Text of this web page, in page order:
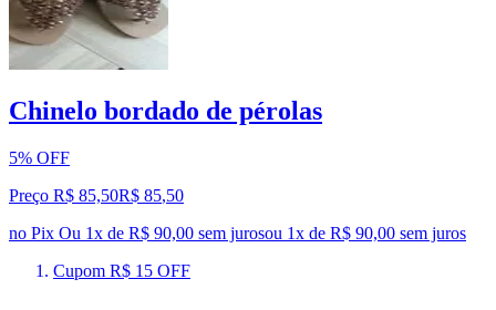
Chinelo bordado de pérolas
5% OFF
Preço R$ 85,50R$ 85,50
no Pix Ou 1x de R$ 90,00 sem jurosou 1x de R$ 90,00 sem juros
Cupom R$ 15 OFF